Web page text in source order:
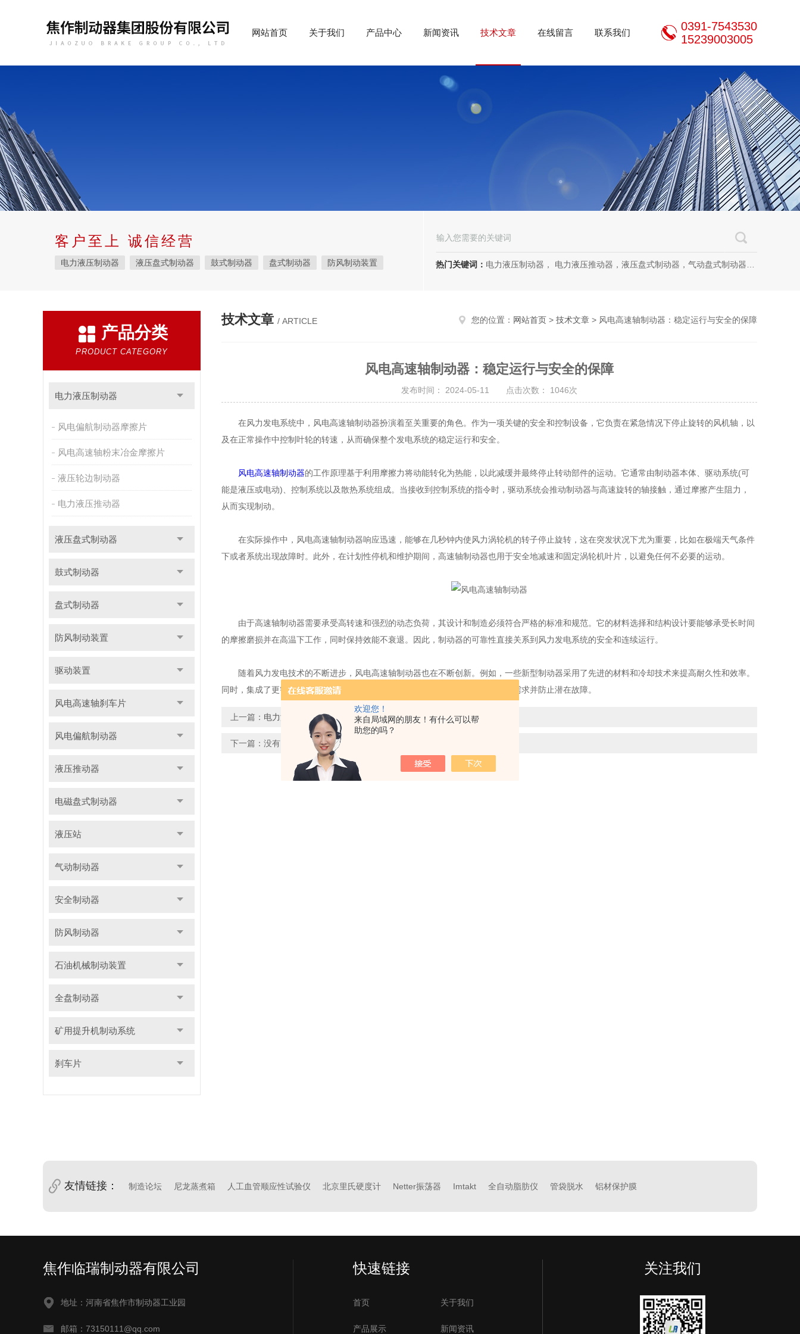
欢迎您！
来自局域网的朋友！有什么可以帮
助您的吗？
网站首页 关于我们 产品中心 新闻资讯 技术文章 在线留言 联系我们
0391-7543530
15239003005
客户至上 诚信经营
电力液压制动器 液压盘式制动器 鼓式制动器 盘式制动器 防风制动装置
矿用提升机制动系统 刹车片
热门关键词： 电力液压制动器， 电力液压推动器，液压盘式制动器，气动盘式制动器，刹车片，焦作制动器股份有限公司，焦作金箍制动器，焦作金箍临瑞制动器股份有限公司
产品分类
PRODUCT CATEGORY
电力液压制动器
风电偏航制动器摩擦片
风电高速轴粉末冶金摩擦片
液压轮边制动器
电力液压推动器
液压盘式制动器
鼓式制动器
盘式制动器
防风制动装置
驱动装置
风电高速轴刹车片
风电偏航制动器
液压推动器
电磁盘式制动器
液压站
气动制动器
安全制动器
防风制动器
石油机械制动装置
全盘制动器
矿用提升机制动系统
刹车片
技术文章 / ARTICLE 您的位置： 网站首页 > 技术文章 > 风电高速轴制动器：稳定运行与安全的保障
风电高速轴制动器：稳定运行与安全的保障
发布时间： 2024-05-11 点击次数： 1046次
在风力发电系统中，风电高速轴制动器扮演着至关重要的角色。作为一项关键的安全和控制设备，它负责在紧急情况下停止旋转的风机轴，以
及在正常操作中控制叶轮的转速，从而确保整个发电系统的稳定运行和安全。
风电高速轴制动器的工作原理基于利用摩擦力将动能转化为热能，以此减缓并最终停止转动部件的运动。它通常由制动器本体、驱动系统(可
能是液压或电动)、控制系统以及散热系统组成。当接收到控制系统的指令时，驱动系统会推动制动器与高速旋转的轴接触，通过摩擦产生阻力，
从而实现制动。
在实际操作中，风电高速轴制动器响应迅速，能够在几秒钟内使风力涡轮机的转子停止旋转，这在突发状况下尤为重要，比如在极端天气条件
下或者系统出现故障时。此外，在计划性停机和维护期间，高速轴制动器也用于安全地减速和固定涡轮机叶片，以避免任何不必要的运动。
由于高速轴制动器需要承受高转速和强烈的动态负荷，其设计和制造必须符合严格的标准和规范。它的材料选择和结构设计要能够承受长时间
的摩擦磨损并在高温下工作，同时保持效能不衰退。因此，制动器的可靠性直接关系到风力发电系统的安全和连续运行。
随着风力发电技术的不断进步，风电高速轴制动器也在不断创新。例如，一些新型制动器采用了先进的材料和冷却技术来提高耐久性和效率。
同时，集成了更智能的监控系统，可以实时跟踪制动器的性能和状态，预测维护需求并防止潜在故障。
上一篇： 电力液压制动器刹车片磨损了，怎么办？
下一篇：没有了
友情链接： 制造论坛 尼龙蒸煮箱 人工血管顺应性试验仪 北京里氏硬度计 Netter振荡器 Imtakt 全自动脂肪仪 管袋脱水 铝材保护膜
焦作临瑞制动器有限公司
地址：河南省焦作市制动器工业园
邮箱：73150111@qq.com
快速链接
首页 关于我们
产品展示 新闻资讯
关注我们